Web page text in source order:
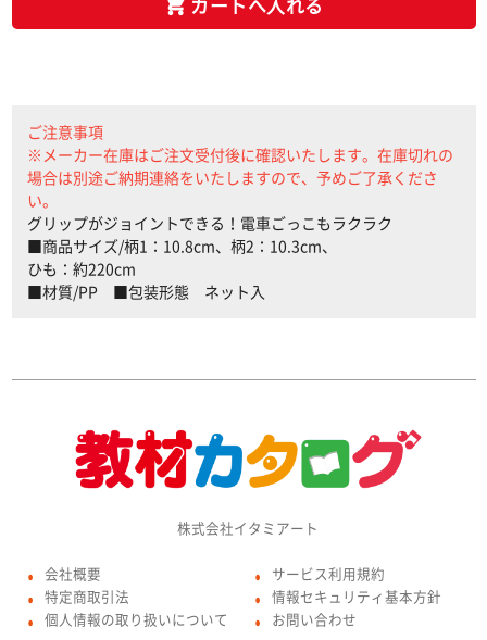
ご注意事項
※メーカー在庫はご注文受付後に確認いたします。在庫切れの
場合は別途ご納期連絡をいたしますので、予めご了承くださ
い。
グリップがジョイントできる！電車ごっこもラクラク
■商品サイズ/柄1：10.8cm、柄2：10.3cm、
ひも：約220cm
■材質/PP ■包装形態 ネット入
株式会社イタミアート
● 会社概要
● 特定商取引法
● 個人情報の取り扱いについて
● サービス利用規約
● 情報セキュリティ基本方針
● お問い合わせ